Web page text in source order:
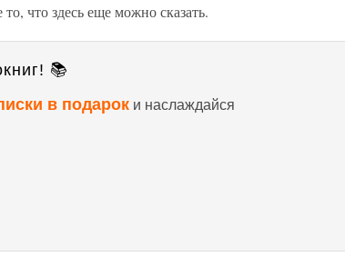
что здесь еще можно сказать.
📚
в подарок и наслаждайся